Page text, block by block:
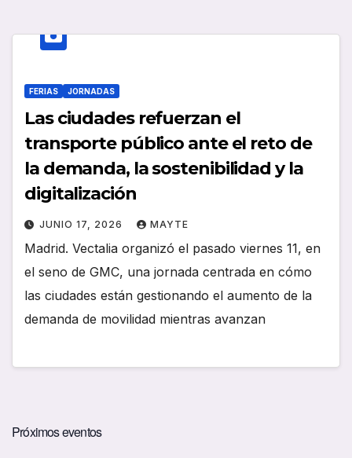
FERIAS JORNADAS
Las ciudades refuerzan el
transporte público ante el reto de
la demanda, la sostenibilidad y la
digitalización
JUNIO 17, 2026 MAYTE
Madrid. Vectalia organizó el pasado viernes 11, en
el seno de GMC, una jornada centrada en cómo
las ciudades están gestionando el aumento de la
demanda de movilidad mientras avanzan
Próximos eventos